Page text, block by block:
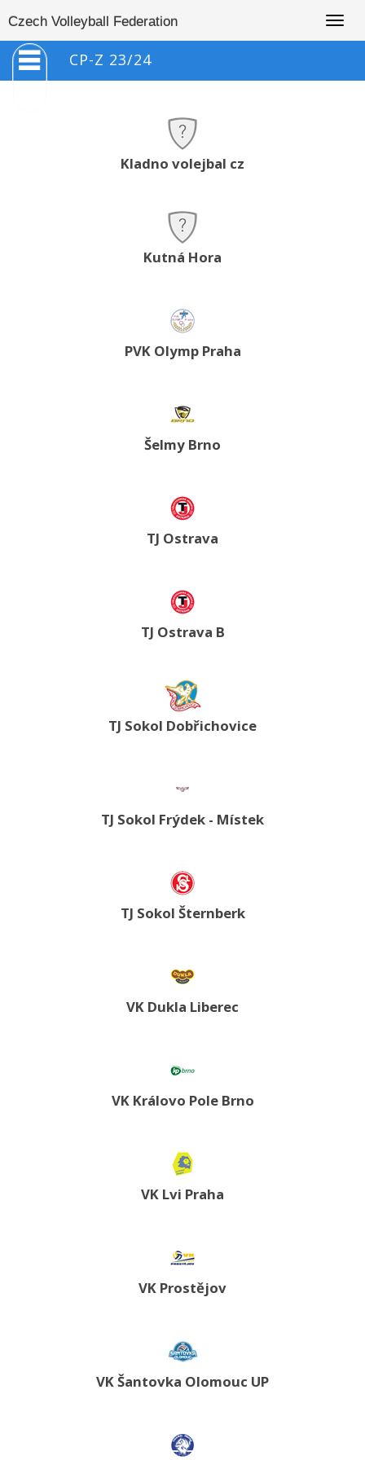
Czech Volleyball Federation
CP-Z 23/24
Kladno volejbal cz
Kutná Hora
PVK Olymp Praha
Šelmy Brno
TJ Ostrava
TJ Ostrava B
TJ Sokol Dobřichovice
TJ Sokol Frýdek - Místek
TJ Sokol Šternberk
VK Dukla Liberec
VK Královo Pole Brno
VK Lvi Praha
VK Prostějov
VK Šantovka Olomouc UP